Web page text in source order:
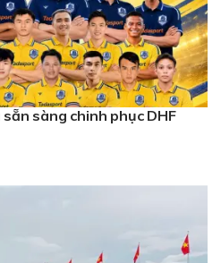
sàng chinh phục DHF